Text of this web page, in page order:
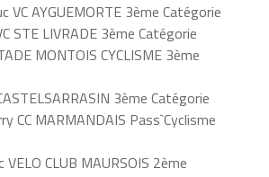
VC AYGUEMORTE 3ème Catégorie
STE LIVRADE 3ème Catégorie
MONTOIS CYCLISME 3ème
3ème Catégorie
CC MARMANDAIS Pass`Cyclisme
VELO CLUB MAURSOIS 2ème